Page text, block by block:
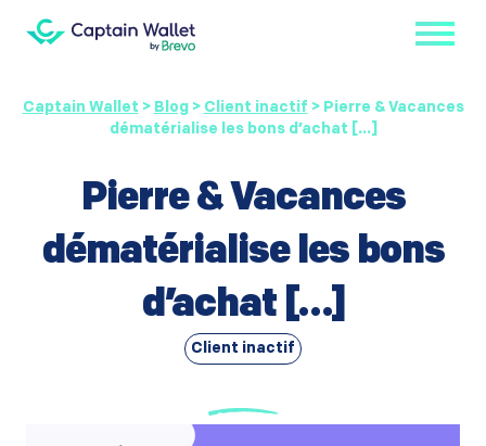
Captain Wallet > Blog> Client inactif > Pierre & Vacances
dématérialise les bons d’achat […]
Pierre & Vacances
dématérialise les bons
d’achat […]
Client inactif